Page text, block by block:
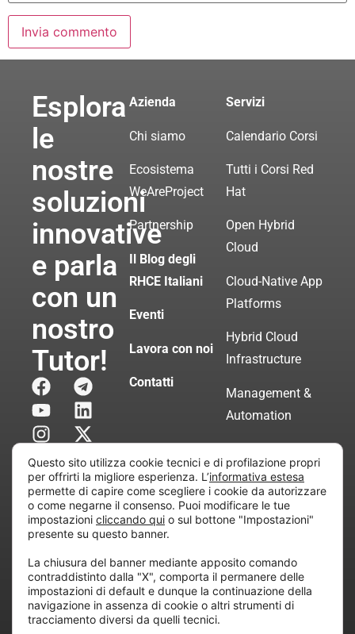
Esplora
le
nostre
soluzioni
innovative
e parla
con un
nostro
Tutor!
Azienda
Chi siamo
Ecosistema
WeAreProject
Partnership
Il Blog degli
RHCE Italiani
Eventi
Lavora con noi
Contatti
Servizi
Calendario Corsi
Tutti i Corsi Red
Hat
Open Hybrid
Cloud
Cloud-Native App
Platforms
Hybrid Cloud
Infrastructure
Management &
Automation
Servizi di
Consulenza
Certificata
all’attività di direzione e coordinamento di “Project
Informatica”
REA: MI – 194005, P. IVA / CF 07165600961 – All
rights reserved.
Questo sito utilizza cookie tecnici e di profilazione propri
per offrirti la migliore esperienza. L’informativa estesa
permette di capire come scegliere i cookie da autorizzare
o come negarne il consenso. Puoi modificare le tue
impostazioni cliccando qui o sul bottone "Impostazioni"
presente su questo banner.
La chiusura del banner mediante apposito comando
contraddistinto dalla "X", comporta il permanere delle
impostazioni di default e dunque la continuazione della
navigazione in assenza di cookie o altri strumenti di
tracciamento diversi da quelli tecnici.